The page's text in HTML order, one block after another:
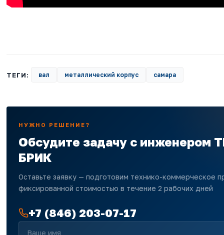
ТЕГИ: вал металлический корпус самара
НУЖНО РЕШЕНИЕ?
Обсудите задачу с инженером
БРИК
Оставьте заявку — подготовим технико-коммерческое
фиксированной стоимостью в течение 2 рабочих дней
+7 (846) 203-07-17